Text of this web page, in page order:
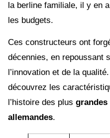
la berline familiale, il y en
les budgets.
Ces constructeurs ont
décennies, en repoussant
l’innovation et de la
découvrez les
l’histoire des plus
allemandes.